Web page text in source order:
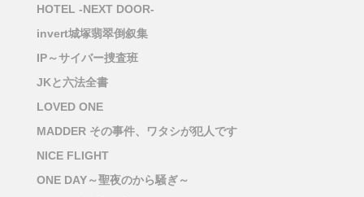
HOTEL -NEXT DOOR-
invert城塚翡翠倒叙集
IP～サイバー捜査班
JKと六法全書
LOVED ONE
MADDER その事件、ワタシが犯人です
NICE FLIGHT
ONE DAY～聖夜のから騒ぎ～